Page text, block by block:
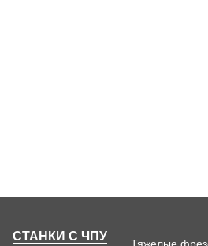
СТАНКИ С ЧПУ